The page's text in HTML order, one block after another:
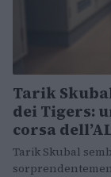
Tarik
dei Tigers:
corsa
Tarik Skubal